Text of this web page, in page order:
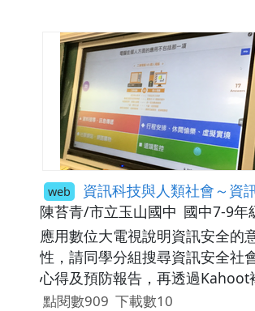
web 資訊科技與人類社會～資
陳苔青/市立玉山國中 國中7-9年
應用數位大電視說明資訊安全的
性，請同學分組搜尋資訊安全社
心得及預防報告，再透過Kahoot
觀念。
點閱數909 下載數10